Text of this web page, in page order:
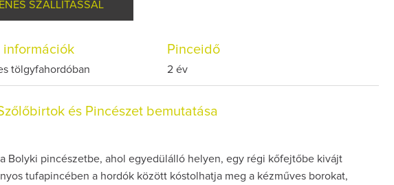
SZÁLLÍTÁSSAL
információk
tölgyfahordóban
Pinceidő
2 év
és Pincészet bemutatása
Bolyki pincészetbe, ahol egyedülálló helyen, egy régi kőfejtőbe kivájt
tufapincében a hordók között kóstolhatja meg a kézműves borokat,